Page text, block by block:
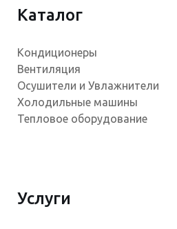
Каталог
Кондиционеры
Вентиляция
Осушители и Увлажнители
Холодильные машины
Тепловое оборудование
Услуги